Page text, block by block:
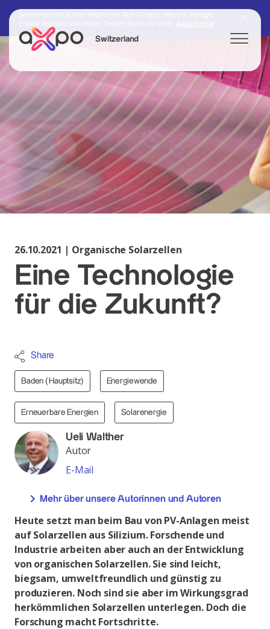
Switzerland
Search
Axpo Group
26.10.2021 | Organische Solarzellen
Eine Technologie
für die Zukunft?
Share
Baden (Hauptsitz) Energiewende
Erneuerbare Energien Solarenergie
Ueli Walther
Autor
E-Mail
Mehr über unsere Autorinnen und Autoren
Heute setzt man beim Bau von PV-Anlagen meist
auf Solarzellen aus Silizium. Forschende und
Industrie arbeiten aber auch an der Entwicklung
von organischen Solarzellen. Sie sind leicht,
biegsam, umweltfreundlich und günstig zu
produzieren. Noch sind sie aber im Wirkungsgrad
herkömmlichen Solarzellen unterlegen. Doch die
Forschung macht Fortschritte.